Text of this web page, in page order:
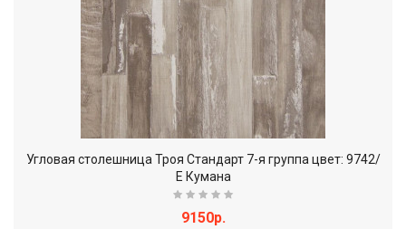
Угловая столешница Троя Стандарт 7-я группа цвет: 9742/
Е Кумана
9150р.